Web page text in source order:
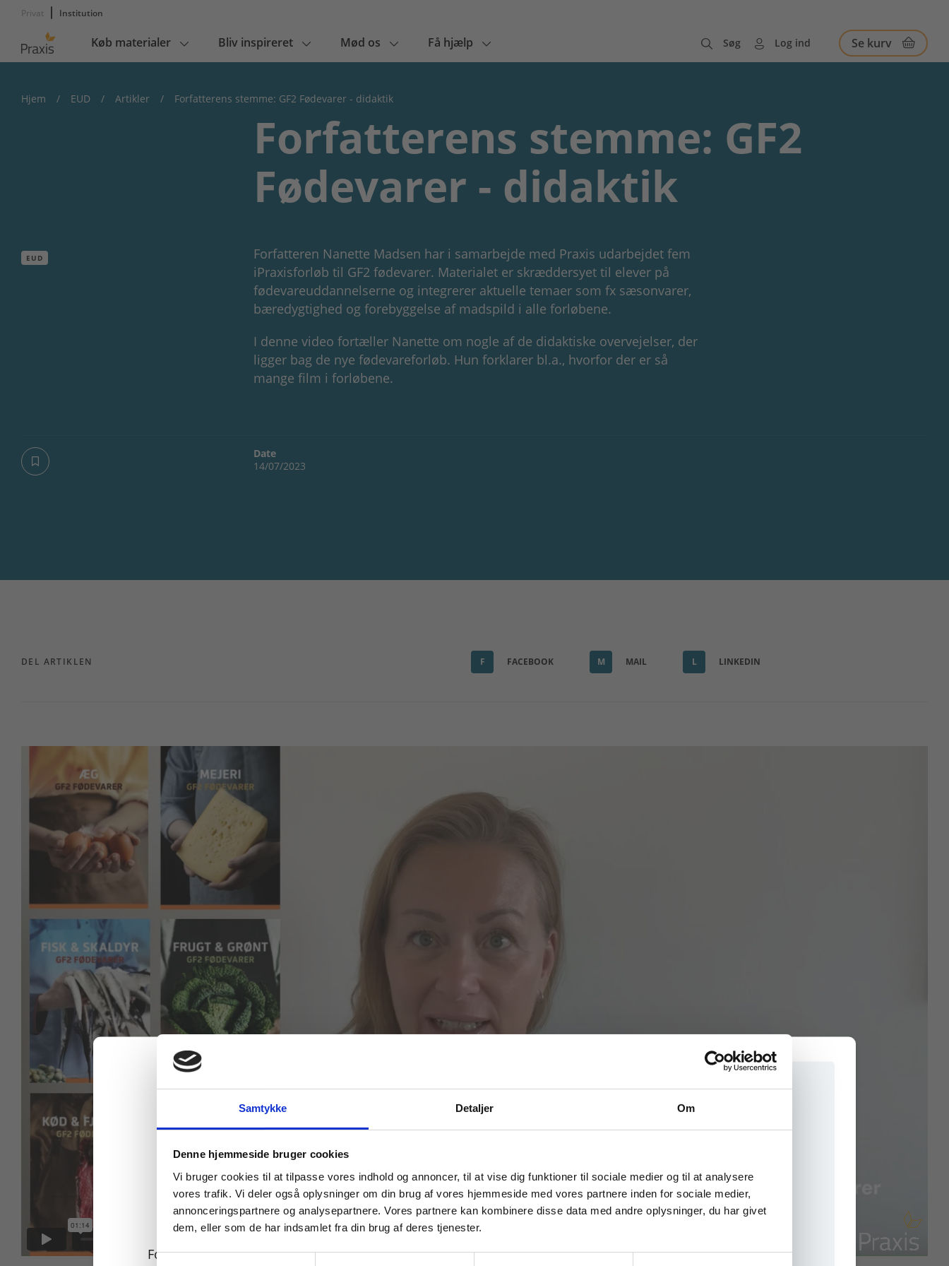
Samtykke Detaljer Om
Denne hjemmeside bruger cookies
Vi bruger cookies til at tilpasse vores indhold og annoncer, til at vise dig funktioner til sociale medier og til at analysere
vores trafik. Vi deler også oplysninger om din brug af vores hjemmeside med vores partnere inden for sociale medier,
annonceringspartnere og analysepartnere. Vores partnere kan kombinere disse data med andre oplysninger, du har givet
dem, eller som de har indsamlet fra din brug af deres tjenester.
Samtykkevalg
Privat Institution
Main
navigation
Køb materialer Bliv inspireret Mød os Få hjælp Søg Log ind Se kurv
Hjem / EUD / Artikler / Forfatterens stemme: GF2 Fødevarer - didaktik
Forfatterens stemme: GF2
Fødevarer - didaktik
EUD
Forfatteren Nanette Madsen har i samarbejde med Praxis udarbejdet fem
iPraxisforløb til GF2 fødevarer. Materialet er skræddersyet til elever på
fødevareuddannelserne og integrerer aktuelle temaer som fx sæsonvarer,
bæredygtighed og forebyggelse af madspild i alle forløbene.
I denne video fortæller Nanette om nogle af de didaktiske overvejelser, der
ligger bag de nye fødevareforløb. Hun forklarer bl.a., hvorfor der er så
mange film i forløbene.
Date
14/07/2023
DEL ARTIKLEN F FACEBOOK M MAIL L LINKEDIN
Køb læremidler og find masterclasses mm.
For privatkunder og
For institutioner og
Tilgå dine onlinematerialer